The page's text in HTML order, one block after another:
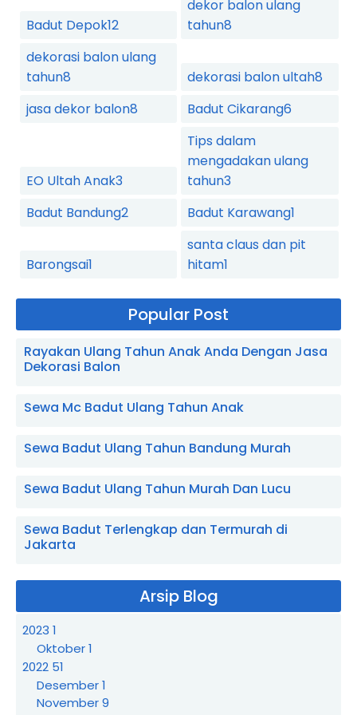
Badut Depok12
dekor balon ulang
tahun8
dekorasi balon ulang
tahun8 dekorasi balon ultah8
jasa dekor balon8 Badut Cikarang6
EO Ultah Anak3
Tips dalam
mengadakan ulang
tahun3
Badut Bandung2 Badut Karawang1
Barongsai1
santa claus dan pit
hitam1
Popular Post
Rayakan Ulang Tahun Anak Anda Dengan Jasa
Dekorasi Balon
Sewa Mc Badut Ulang Tahun Anak
Sewa Badut Ulang Tahun Bandung Murah
Sewa Badut Ulang Tahun Murah Dan Lucu
Sewa Badut Terlengkap dan Termurah di
Jakarta
Arsip Blog
2023 1
Oktober1
2022 51
Desember1
November9